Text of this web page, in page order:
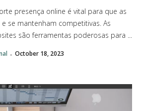
presença online é vital para que as
se mantenham competitivas. As
são ferramentas poderosas para ...
- October 18, 2023